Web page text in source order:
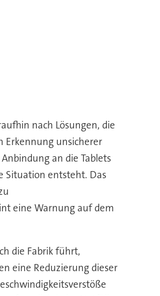
nach Lösungen, die
Erkennung unsicherer
an die Tablets
Situation entsteht. Das
eine Warnung auf dem
die Fabrik führt,
eine Reduzierung dieser